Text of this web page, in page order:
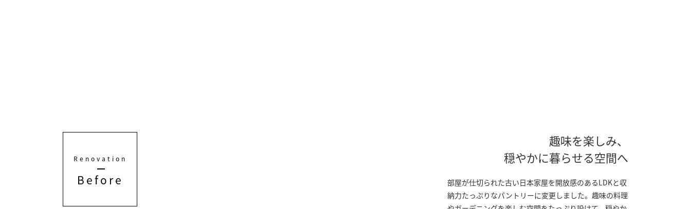
Renovation
Before
趣味を楽しみ、
穏やかに暮らせる空間へ
部屋が仕切られた古い日本家屋を開放感のあるLDKと収
納力たっぷりなパントリーに変更しました。趣味の料理